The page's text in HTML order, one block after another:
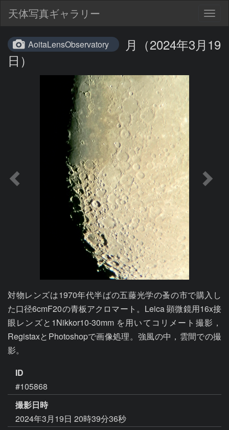
天体写真ギャラリー
AoitaLensObservatory
月（2024年3月19
日）
対物レンズは1970年代半ばの五藤光学の蚤の市で購入し
た口径6cmF20の青板アクロマート。Leica 顕微鏡用16x接
眼レンズと1Nikkor10-30mm を用いてコリメート撮影，
RegistaxとPhotoshopで画像処理。強風の中，雲間での撮
影。
ID
#105868
撮影日時
2024年3月19日 20時39分36秒